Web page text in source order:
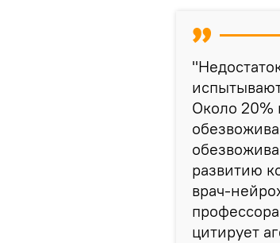
Около 20%
развитию
врач-
цитирует